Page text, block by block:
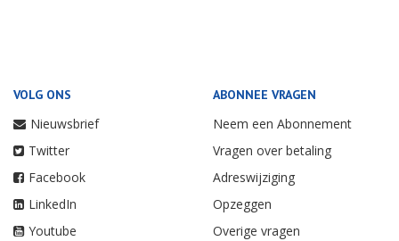
VOLG ONS
Nieuwsbrief
Twitter
Facebook
LinkedIn
Youtube
ABONNEE VRAGEN
Neem een Abonnement
Vragen over betaling
Adreswijziging
Opzeggen
Overige vragen